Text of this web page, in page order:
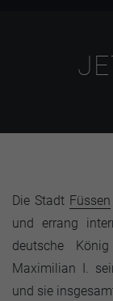
Die Stadt Füssen
und errang
deutsche
Maximilian I.
und sie